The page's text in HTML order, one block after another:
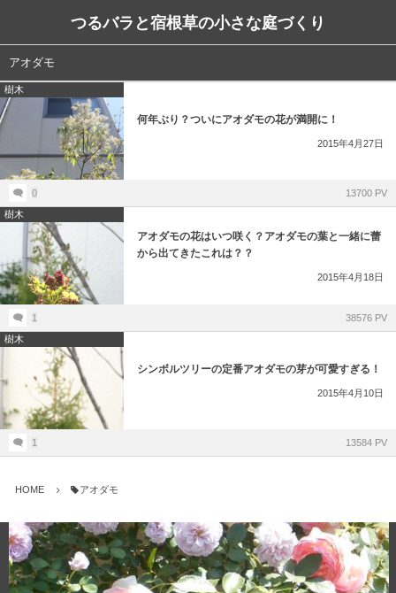
つるバラと宿根草の小さな庭づくり
アオダモ
樹木
何年ぶり？ついにアオダモの花が満開に！
2015年4月27日
0
13700 PV
樹木
アオダモの花はいつ咲く？アオダモの葉と一緒に蕾
から出てきたこれは？？
2015年4月18日
1
38576 PV
樹木
シンボルツリーの定番アオダモの芽が可愛すぎる！
2015年4月10日
1 13584 PV
HOME アオダモ